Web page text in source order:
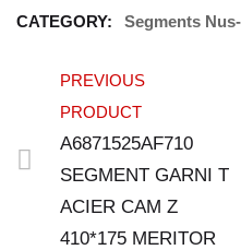
CATEGORY: Segments
PREVIOUS
PRODUCT
A6871525AF710
SEGMENT GARNI T
ACIER CAM Z
410*175 MERITOR